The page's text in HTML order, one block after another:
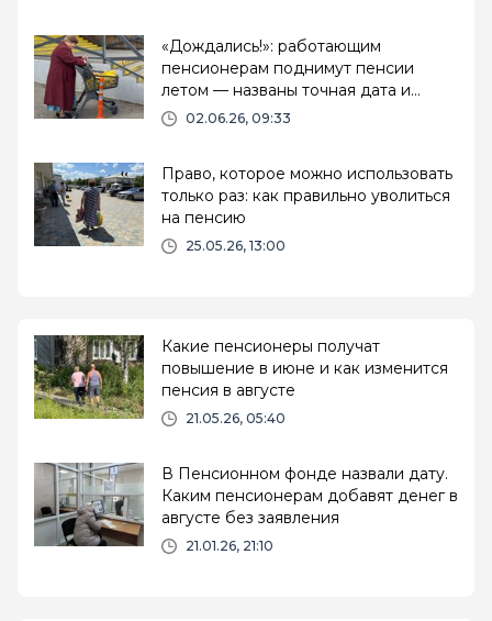
«Дождались!»: работающим
пенсионерам поднимут пенсии
летом — названы точная дата и
сумма прибавки
02.06.26, 09:33
Право, которое можно использовать
только раз: как правильно уволиться
на пенсию
25.05.26, 13:00
Какие пенсионеры получат
повышение в июне и как изменится
пенсия в августе
21.05.26, 05:40
В Пенсионном фонде назвали дату.
Каким пенсионерам добавят денег в
августе без заявления
21.01.26, 21:10